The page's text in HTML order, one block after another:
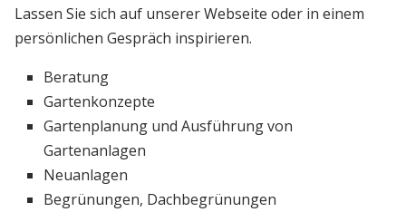
Umänderungen
Natursteinarbeiten
Gartenpflege
Kontakt
Lassen Sie sich auf unserer Webseite oder in einem
persönlichen Gespräch inspirieren.
Beratung
Gartenkonzepte
Gartenplanung und Ausführung von
Gartenanlagen
Neuanlagen
Begrünungen, Dachbegrünungen